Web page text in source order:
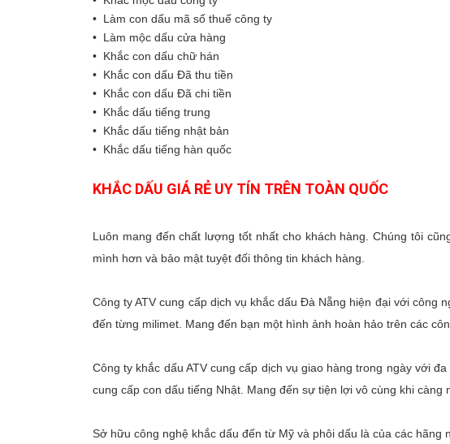
• Làm con dấu mã số thuế công ty
• Làm mộc dấu cửa hàng
• Khắc con dấu chữ hán
• Khắc con dấu Đã thu tiền
• Khắc con dấu Đã chi tiền
• Khắc dấu tiếng trung
• Khắc dấu tiếng nhật bản
• Khắc dấu tiếng hàn quốc
KHẮC DẤU GIÁ RẺ UY TÍN TRÊN TOÀN QUỐC
Luôn mang đến chất lượng tốt nhất cho khách hàng. Chúng tôi
mình hơn và bảo mật tuyệt đối thông tin khách hàng.
Công ty ATV cung cấp dịch vụ khắc dấu Đà Nẵng hiện đại với công
đến từng milimet. Mang đến bạn một hình ảnh hoàn hảo trên các
Công ty khắc dấu ATV cung cấp dịch vụ giao hàng trong ngày với
cung cấp con dấu tiếng Nhật. Mang đến sự tiện lợi vô cùng khi
Sở hữu công nghệ khắc dấu đến từ Mỹ và phôi dấu là của các